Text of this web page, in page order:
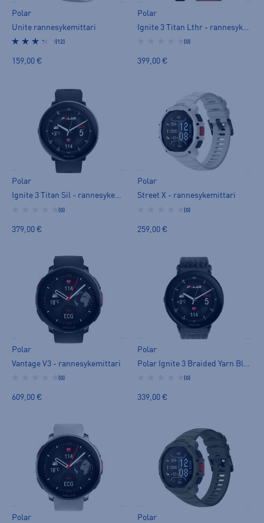
Polar
Unite rannesykemittari
(12)
159,00 €
Polar
(0)
399,00 €
Polar
Ignite 3 Titan Sil - rannesykemittari
(0)
379,00 €
Polar
Street X - rannesykemittari
(0)
259,00 €
Polar
Vantage V3 - rannesykemittari
(0)
609,00 €
Polar
(0)
339,00 €
Polar
Polar